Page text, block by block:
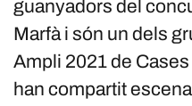
guanyadors del
Marfà i són un dels
Ampli 2021 de
han compartit